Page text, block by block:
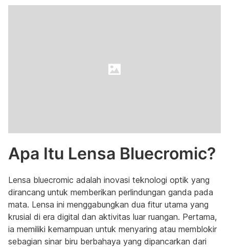
Apa Itu Lensa Bluecromic?
Lensa bluecromic adalah inovasi teknologi optik yang
dirancang untuk memberikan perlindungan ganda pada
mata. Lensa ini menggabungkan dua fitur utama yang
krusial di era digital dan aktivitas luar ruangan. Pertama,
ia memiliki kemampuan untuk menyaring atau memblokir
sebagian sinar biru berbahaya yang dipancarkan dari